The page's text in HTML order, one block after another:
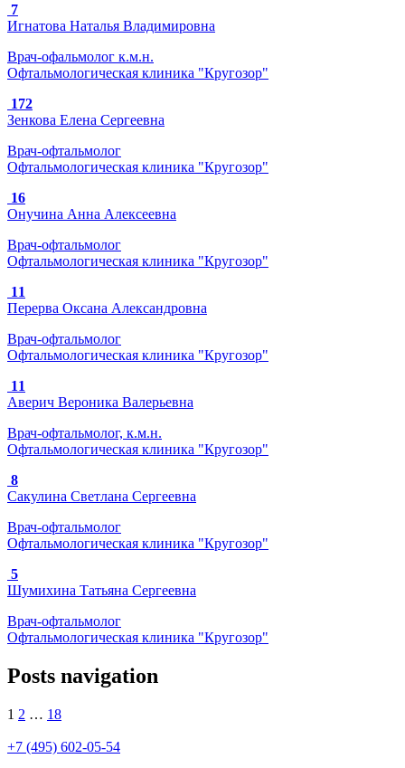
7
Игнатова Наталья Владимировна
Врач-офальмолог к.м.н.
Офтальмологическая клиника "Кругозор"
172
Зенкова Елена Сергеевна
Врач-офтальмолог
Офтальмологическая клиника "Кругозор"
16
Онучина Анна Алексеевна
Врач-офтальмолог
Офтальмологическая клиника "Кругозор"
11
Перерва Оксана Александровна
Врач-офтальмолог
Офтальмологическая клиника "Кругозор"
11
Аверич Вероника Валерьевна
Врач-офтальмолог, к.м.н.
Офтальмологическая клиника "Кругозор"
8
Сакулина Светлана Сергеевна
Врач-офтальмолог
Офтальмологическая клиника "Кругозор"
5
Шумихина Татьяна Сергеевна
Врач-офтальмолог
Офтальмологическая клиника "Кругозор"
Posts navigation
1 2 … 18
+7 (495) 602-05-54